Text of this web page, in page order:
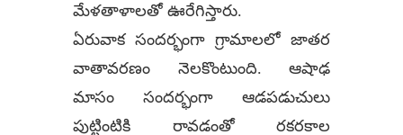
మేళతాళాలతో ఊరేగిస్తారు.
ఏరువాక సందర్భంగా గ్రామాలలో జాతర
వాతావరణం నెలకొంటుంది. ఆషాఢ
మాసం సందర్భంగా ఆడపడుచులు
పుట్టింటికి రావడంతో రకరకాల